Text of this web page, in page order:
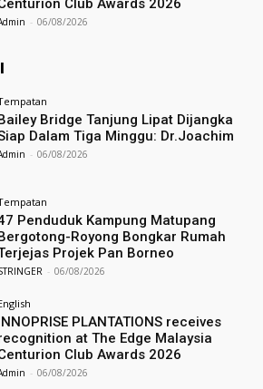
Club Awards 2026
- 06/08/2026
Bridge Tanjung Lipat Dijangka
Dalam Tiga Minggu: Dr.Joachim
- 06/08/2026
Penduduk Kampung Matupang
Bergotong-Royong Bongkar Rumah
Projek Pan Borneo
- 06/08/2026
PLANTATIONS receives
at The Edge Malaysia
Club Awards 2026
- 06/08/2026